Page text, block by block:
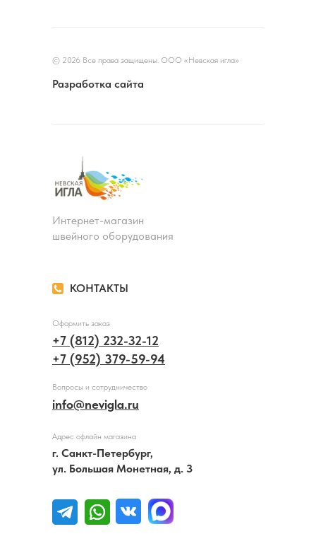
© 2026 Все права защищены. ООО «Невская игла»
Разработка сайта
КОНТАКТЫ
Интернет-магазин
швейного оборудования
+7 (812) 232-32-12
+7 (952) 379-59-94
info@nevigla.ru
Оформить заказ
Вопросы и сотрудничество
Адрес офлайн магазина
г. Санкт-Петербург,
ул. Большая Монетная, д. 3